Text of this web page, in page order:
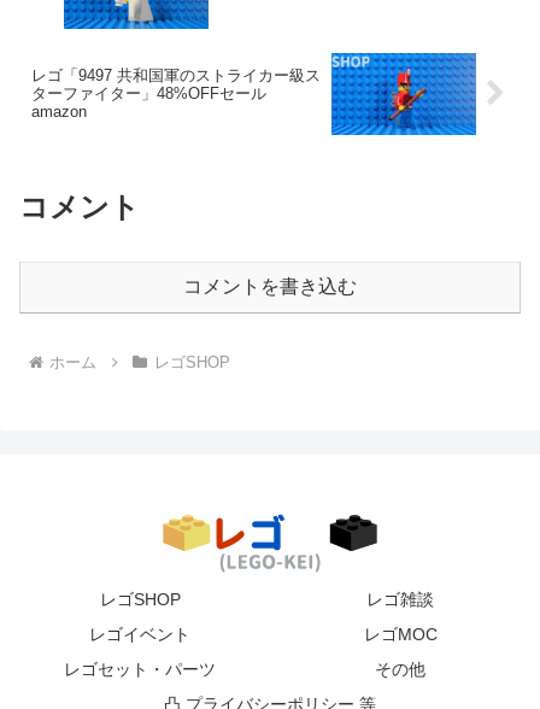
レゴ「9497 共和国軍のストライカー級ス
ターファイター」48%OFFセール
amazon
コメント
コメントを書き込む
ホーム レゴSHOP
レゴSHOP
レゴ雑談
レゴイベント
レゴMOC
レゴセット・パーツ
その他
凸 プライバシーポリシー 等